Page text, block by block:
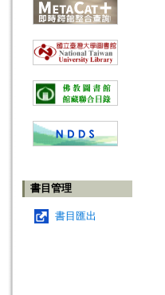
書目管理
書目匯出